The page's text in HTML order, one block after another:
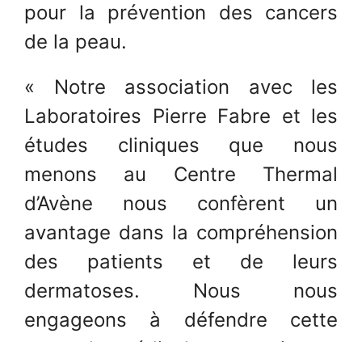
pour la prévention des cancers
de la peau.
« Notre association avec les
Laboratoires Pierre Fabre et les
études cliniques que nous
menons au Centre Thermal
d’Avène nous confèrent un
avantage dans la compréhension
des patients et de leurs
dermatoses. Nous nous
engageons à défendre cette